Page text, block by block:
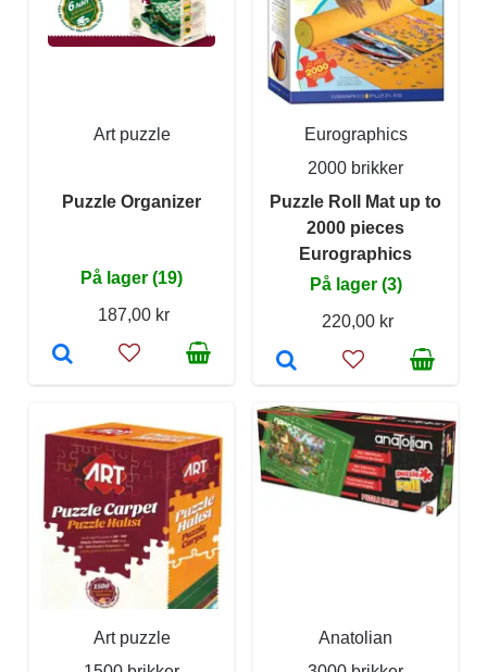
Art puzzle
Puzzle Organizer
På lager (19)
187,00 kr
Eurographics
2000 brikker
Puzzle Roll Mat up to
2000 pieces
Eurographics
På lager (3)
220,00 kr
Art puzzle
Anatolian